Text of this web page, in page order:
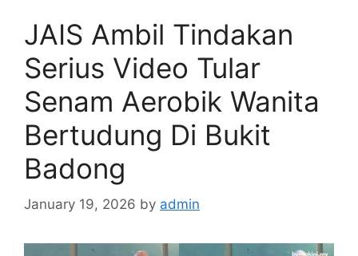
JAIS Ambil Tindakan
Serius Video Tular
Senam Aerobik Wanita
Bertudung Di Bukit
Badong
January 19, 2026 by admin